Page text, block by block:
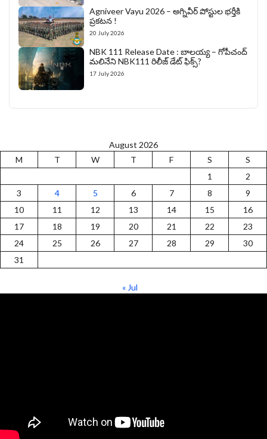
Agniveer Vayu 2026 – అగ్నివీర్‌ పోస్టుల భర్తీకి
ప్రకటన !
20 July 2026
NBK 111 Release Date : బాలయ్య – గోపీచంద్
మలినేని NBK111 రిలీజ్ డేట్ ఫిక్స్?
17 July 2026
August 2026
M
T W T F S
S
1
2
3
4 5 6 7 8
9
10
11 12 13 14 15
16
17
18 19 20 21 22
23
24
25 26 27 28 29
30
31
« Jul